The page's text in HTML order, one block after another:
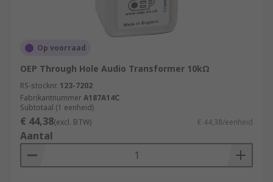
Op voorraad
OEP Through Hole Audio Transformer 10kΩ
RS-stocknr. 123-7202
FabrikantnummerA187A14C
Subtotaal (1 eenheid)
€ 44,38(excl. BTW) € 44,38/eenheid
Aantal